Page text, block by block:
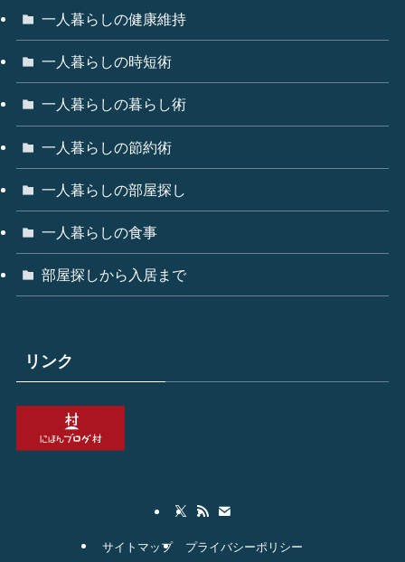
一人暮らしの健康維持
一人暮らしの時短術
一人暮らしの暮らし術
一人暮らしの節約術
一人暮らしの部屋探し
一人暮らしの食事
部屋探しから入居まで
リンク
サイトマップ プライバシーポリシー